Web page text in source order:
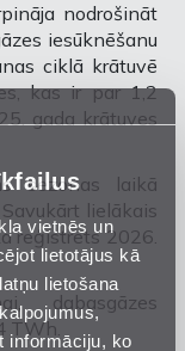
vietnēs un
lietotājus kā
lietošana
informāciju, ko
nodrošināt
iesūknēšanu
ciklā krātuvē
kas ir par 1,2
gada krātuves
sezonas laikā
lielākais
reģistrēts 2026.
dabasgāzes
TWh.